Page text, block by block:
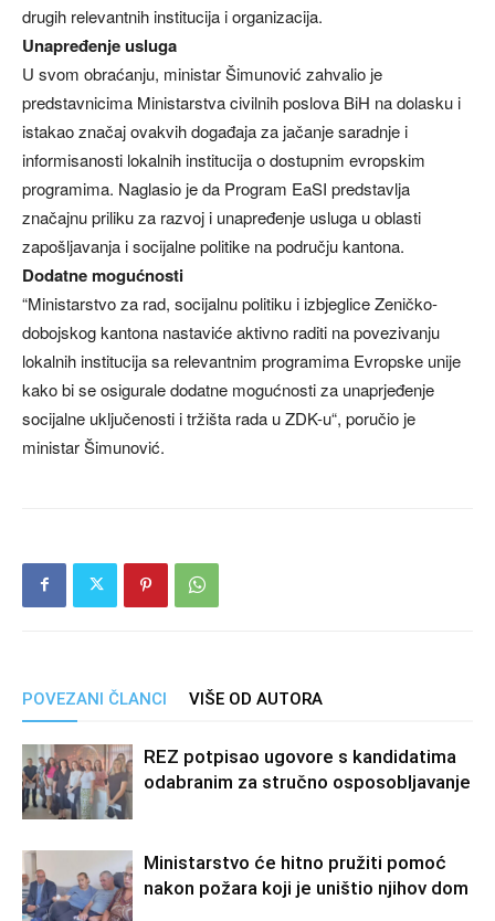
drugih relevantnih institucija i organizacija.
Unapređenje usluga
U svom obraćanju, ministar Šimunović zahvalio je
predstavnicima Ministarstva civilnih poslova BiH na dolasku i
istakao značaj ovakvih događaja za jačanje saradnje i
informisanosti lokalnih institucija o dostupnim evropskim
programima. Naglasio je da Program EaSI predstavlja
značajnu priliku za razvoj i unapređenje usluga u oblasti
zapošljavanja i socijalne politike na području kantona.
Dodatne mogućnosti
“Ministarstvo za rad, socijalnu politiku i izbjeglice Zeničko-
dobojskog kantona nastaviće aktivno raditi na povezivanju
lokalnih institucija sa relevantnim programima Evropske unije
kako bi se osigurale dodatne mogućnosti za unaprjeđenje
socijalne uključenosti i tržišta rada u ZDK-u“, poručio je
ministar Šimunović.
POVEZANI ČLANCI VIŠE OD AUTORA
REZ potpisao ugovore s kandidatima
odabranim za stručno osposobljavanje
Ministarstvo će hitno pružiti pomoć
nakon požara koji je uništio njihov dom